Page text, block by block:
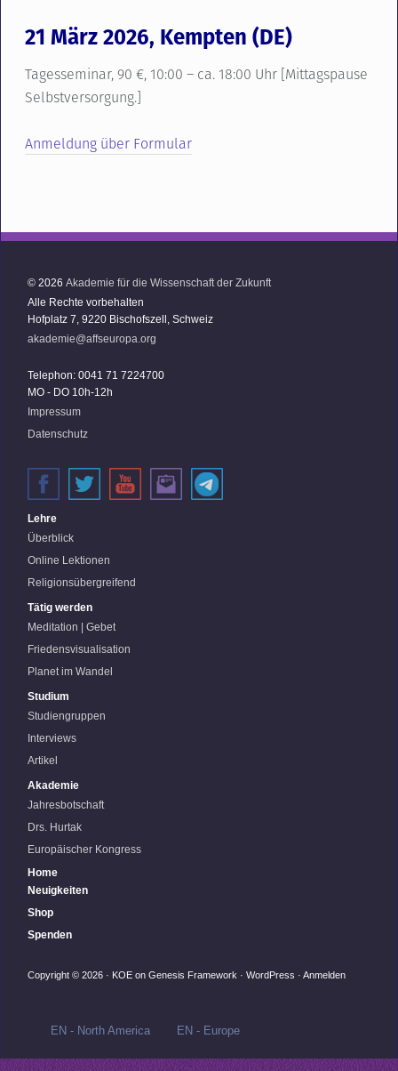
21 März 2026, Kempten (DE)
Tagesseminar, 90 €, 10:00 – ca. 18:00 Uhr [Mittagspause
Selbstversorgung.]
Anmeldung über Formular
© 2026 Akademie für die Wissenschaft der Zukunft
Alle Rechte vorbehalten
Hofplatz 7, 9220 Bischofszell, Schweiz
akademie@affseuropa.org
Telephon: 0041 71 7224700
MO - DO 10h-12h
Impressum
Datenschutz
Lehre
Überblick
Online Lektionen
Religionsübergreifend
Tätig werden
Meditation | Gebet
Friedensvisualisation
Planet im Wandel
Studium
Studiengruppen
Interviews
Artikel
Akademie
Jahresbotschaft
Drs. Hurtak
Europäischer Kongress
Home
Neuigkeiten
Shop
Spenden
Copyright © 2026 · KOE on Genesis Framework · WordPress · Anmelden
EN - North America EN - Europe